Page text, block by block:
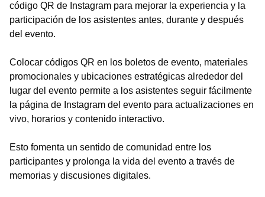
código QR de Instagram para mejorar la experiencia y la
participación de los asistentes antes, durante y después
del evento.
Colocar códigos QR en los boletos de evento, materiales
promocionales y ubicaciones estratégicas alrededor del
lugar del evento permite a los asistentes seguir fácilmente
la página de Instagram del evento para actualizaciones en
vivo, horarios y contenido interactivo.
Esto fomenta un sentido de comunidad entre los
participantes y prolonga la vida del evento a través de
memorias y discusiones digitales.